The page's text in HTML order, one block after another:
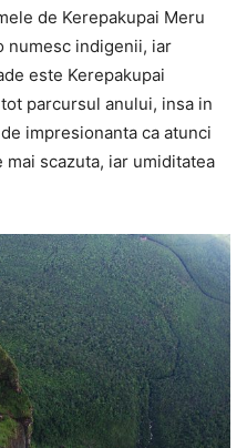
de Kerepakupai Meru
numesc indigenii, iar
este Kerepakupai
parcursul anului, insa in
impresionanta ca atunci
scazuta, iar umiditatea